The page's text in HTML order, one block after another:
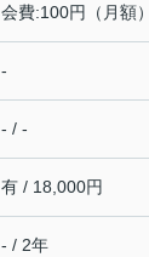
会費:100円（月額）
-
- / -
有 / 18,000円
- / 2年